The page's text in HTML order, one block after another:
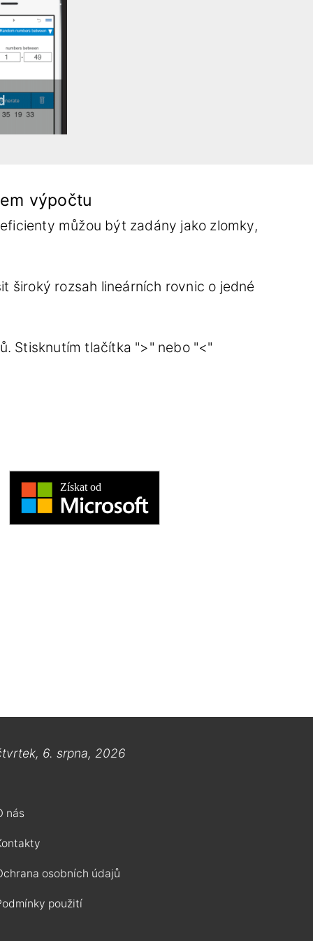
výpočtu
můžou být zadány jako zlomky,
široký rozsah lineárních rovnic o jedné
Stisknutím tlačítka ">" nebo "<"
6. srpna, 2026
nás
osobních údajů
použití